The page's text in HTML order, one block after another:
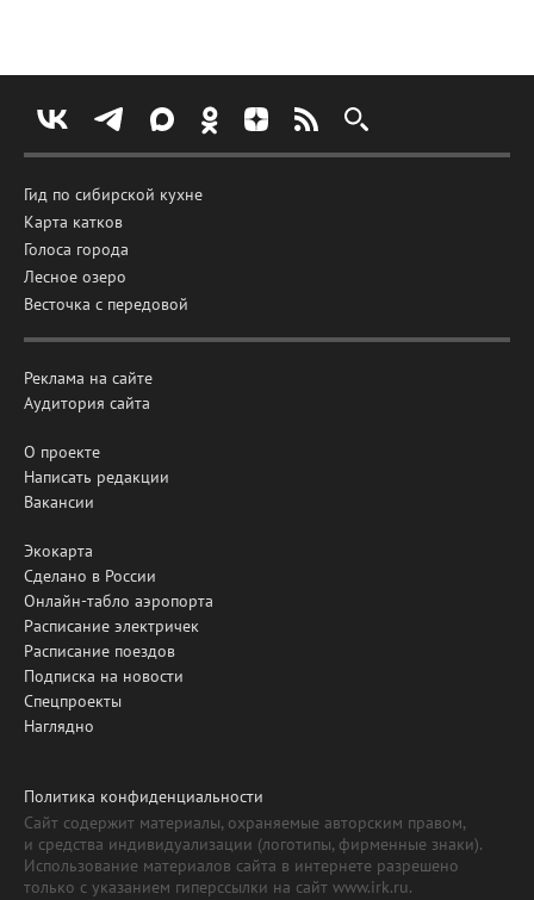
Гид по сибирской кухне
Карта катков
Голоса города
Лесное озеро
Весточка с передовой
Реклама на сайте
Аудитория сайта
О проекте
Написать редакции
Вакансии
Экокарта
Сделано в России
Онлайн-табло аэропорта
Расписание электричек
Расписание поездов
Подписка на новости
Спецпроекты
Наглядно
Политика конфиденциальности
Сайт содержит материалы, охраняемые авторским правом,
и средства индивидуализации (логотипы, фирменные знаки).
Использование материалов сайта в интернете разрешено
только с указанием гиперссылки на сайт www.irk.ru.